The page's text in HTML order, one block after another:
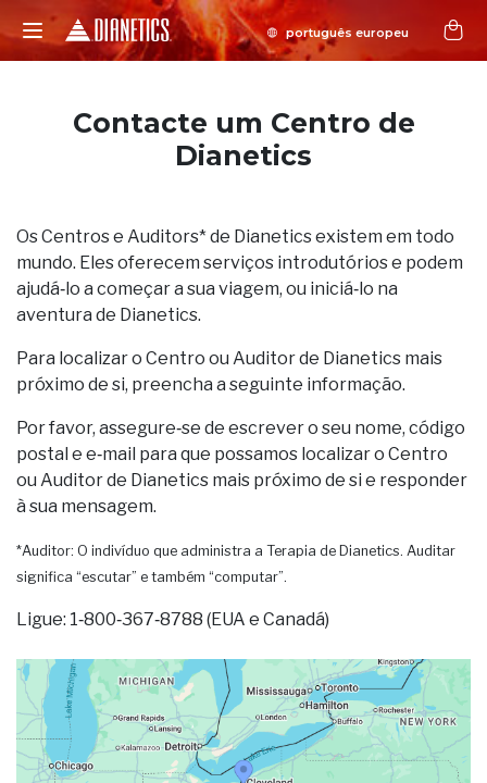
Contacte um Centro de
Dianetics
Os Centros e Auditors* de Dianetics existem em todo
mundo. Eles oferecem serviços introdutórios e podem
ajudá‑lo a começar a sua viagem, ou iniciá‑lo na
aventura de Dianetics.
Para localizar o Centro ou Auditor de Dianetics mais
próximo de si, preencha a seguinte informação.
Por favor, assegure‑se de escrever o seu nome, código
postal e e‑mail para que possamos localizar o Centro
ou Auditor de Dianetics mais próximo de si e responder
à sua mensagem.
*Auditor: O indivíduo que administra a Terapia de Dianetics. Auditar
significa “escutar” e também “computar”.
Ligue: 1‑800‑367‑8788 (EUA e Canadá)